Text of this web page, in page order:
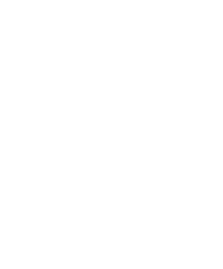
Schaltflächen